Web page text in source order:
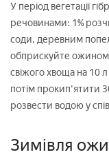
У період вегетації
речовинами: 1%
соди, деревним
обприскуйте
свіжого хвоща на 10
потім прокип'ятити
розвести водою у
Зимівля